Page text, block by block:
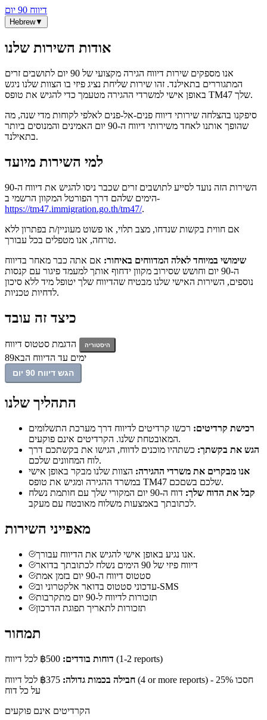
דיווח 90 יום
Hebrew▼
אודות השירות שלנו
אנו מספקים שירות דיווח הגירה מקצועי של 90 יום לתושבים זרים
המתגוררים בתאילנד. זהו שירות שליחת נציג פיזי בו הצוות שלנו ניגש
באופן אישי למשרדי ההגירה מטעמך כדי להגיש את טופס TM47 שלך.
סיפקנו בהצלחה שירותי דיווח פנים-אל-פנים לאלפי לקוחות מדי שנה, מה
שהופך אותנו לאחד משירותי דיווח ה-90 יום האמינים והמנוסים ביותר
בתאילנד.
למי השירות מיועד
השירות הזה נועד לסייע לתושבים זרים שכבר ניסו להגיש את דיווח ה-90
הימים שלהם דרך הפורטל המקוון הרשמי ב-
https://tm47.immigration.go.th/tm47/.
אם חווית בקשות שנדחו, מצב תלוי, או פשוט מעוניין/ת בפתרון ללא
טרחה, אנו מטפלים בכל עבורך.
שימושי במיוחד לאלה המדווחים באיחור: אם אתה כבר מאחר בדיווח
ה-90 יום וחושש שסירוב מקוון ידחוף אותך למעמד פיגור עם קנסות
נוספים, השירות האישי שלנו מבטיח שהדיווח שלך יטופל מיד ללא סיכון
לדחיות טכניות.
כיצד זה עובד
הדגמת סטטוס דיווח היסטוריה
89ימים עד הדיווח הבא
הגש דיווח 90 יום
התהליך שלנו
רכישת קרדיטים: רכשו קרדיטים לדיווח דרך מערכת התשלומים
המאובטחת שלנו. הקרדיטים אינם פוקעים.
הגש את בקשתך: כשתהיו מוכנים לדווח, הגישו את בקשתכם דרך
לוח המחוונים שלכם.
אנו מבקרים את משרדי ההגירה: הצוות שלנו מבקר באופן אישי
במשרד ההגירה ומגיש את טופס TM47 שלכם בשםכם.
קבל את הדוח שלך:
דוח ה-90 יום המקורי שלך עם חותמת נשלח
לכתובתך באמצעות משלוח מאובטח עם מעקב.
מאפייני השירות
אנו נגיע באופן אישי להגיש את הדיווח עבורך.
דיווח פיזי של 90 הימים נשלח לכתובתך בדואר
סטטוס דיווח ה-90 יום בזמן אמת
עדכוני סטטוס בדואר אלקטרוני וב-SMS
תזכורות לדיווח ל-90 יום מתקרבות
תזכורות לתאריך תפוגת הדרכון
תמחור
דוחות בודדים: לכל דיווח (1-2 reports)
חבילה בכמות גדולה: לכל דיווח (4 or more reports) - חסכו 25%
על כל דוח
הקרדיטים אינם פוקעים